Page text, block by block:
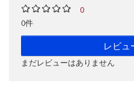
0
0件
レビュ
まだレビューはありません